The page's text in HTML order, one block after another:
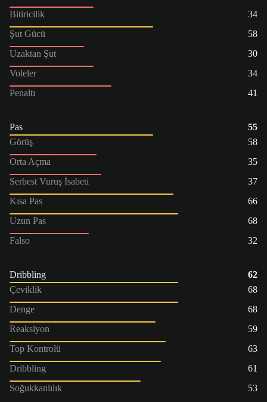
Bitiricilik
34
Şut Gücü
58
Uzaktan Şut
30
Voleler
34
Penaltı
41
Pas
55
Görüş
58
Orta Açma
35
Serbest Vuruş İsabeti
37
Kısa Pas
66
Uzun Pas
68
Falso
32
Dribbling
62
Çeviklik
68
Denge
68
Reaksiyon
59
Top Kontrolü
63
Dribbling
61
Soğukkanlılık
53